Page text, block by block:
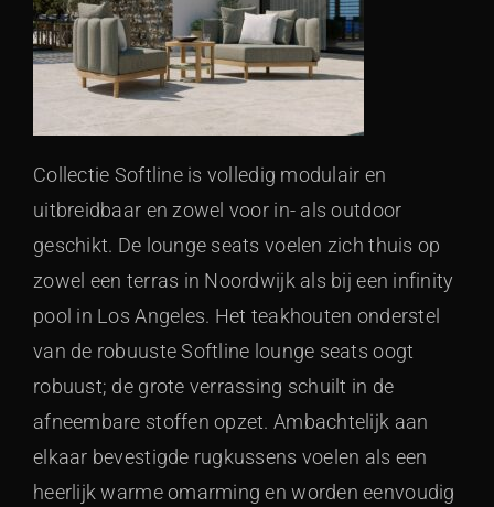
Collectie Softline is volledig modulair en
uitbreidbaar en zowel voor in- als outdoor
geschikt. De lounge seats voelen zich thuis op
zowel een terras in Noordwijk als bij een infinity
pool in Los Angeles. Het teakhouten onderstel
van de robuuste Softline lounge seats oogt
robuust; de grote verrassing schuilt in de
afneembare stoffen opzet. Ambachtelijk aan
elkaar bevestigde rugkussens voelen als een
heerlijk warme omarming en worden eenvoudig